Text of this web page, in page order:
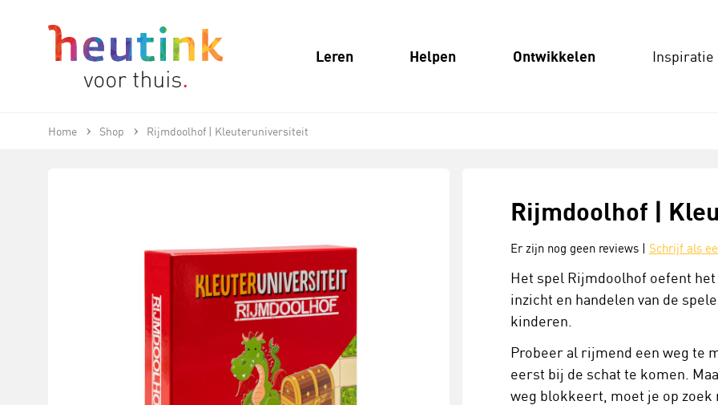
Leren Helpen Ontwikkelen Inspiratie
Home Shop Rijmdoolhof | Kleuteruniversiteit
Rijmdoolhof |
Er zijn nog geen reviews | Schrijf als
Het spel Rijmdoolhof oefent
inzicht en handelen van de
kinderen.
Probeer al rijmend een weg te
eerst bij de schat te komen.
weg blokkeert, moet je op zoek